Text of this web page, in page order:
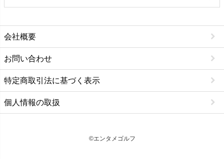
会社概要
お問い合わせ
特定商取引法に基づく表示
個人情報の取扱
©エンタメゴルフ